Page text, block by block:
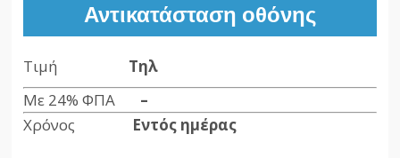
Αντικατάσταση οθόνης
Τιμή Τηλ
Με 24% ΦΠΑ –
Χρόνος Εντός ημέρας